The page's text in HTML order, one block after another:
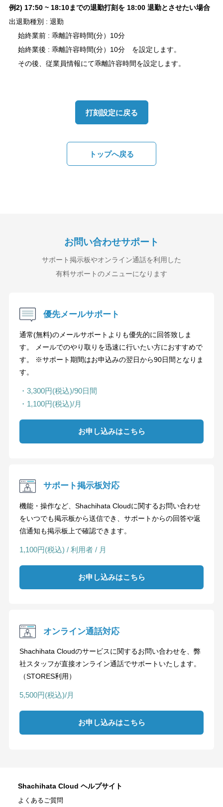
例2) 17:50 ~ 18:10までの退勤打刻を 18:00 退勤とさせたい場合
出退勤種別 : 退勤
始終業前 : 乖離許容時間(分）10分
始終業後 : 乖離許容時間(分）10分 を設定します。
その後、従業員情報にて乖離許容時間を設定します。
打刻設定に戻る
トップへ戻る
お問い合わせサポート
サポート掲示板やオンライン通話を利用した
有料サポートのメニューになります
優先メールサポート
通常(無料)のメールサポートよりも優先的に回答致しま
す。 メールでのやり取りを迅速に行いたい方におすすめで
す。 ※サポート期間はお申込みの翌日から90日間となりま
す。
・3,300円(税込)/90日間
・1,100円(税込)/月
お申し込みはこちら
サポート掲示板対応
機能・操作など、Shachihata Cloudに関するお問い合わせ
をいつでも掲示板から送信でき、サポートからの回答や返
信通知も掲示板上で確認できます。
1,100円(税込) / 利用者 / 月
お申し込みはこちら
オンライン通話対応
Shachihata Cloudのサービスに関するお問い合わせを、弊
社スタッフが直接オンライン通話でサポートいたします。
（STORES利用）
5,500円(税込)/月
お申し込みはこちら
Shachihata Cloud ヘルプサイト
よくあるご質問